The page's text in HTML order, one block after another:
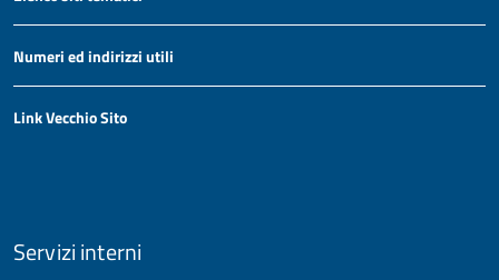
Numeri ed indirizzi utili
Link Vecchio Sito
Servizi interni